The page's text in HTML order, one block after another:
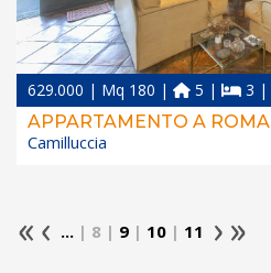
629.000 | Mq 180 | 5 | 3 |
APPARTAMENTO A ROMA
Camilluccia
... | 8 | 9 | 10 | 11